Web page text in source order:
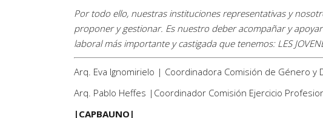
Por todo ello, nuestras instituciones representativas y
proponer y gestionar. Es nuestro deber acompañar y
laboral más importante y castigada que tenemos: LES
Arq. Eva Ignomirielo | Coordinadora Comisión de Género y
Arq. Pablo Heffes |Coordinador Comisión Ejercicio
|CAPBAUNO|